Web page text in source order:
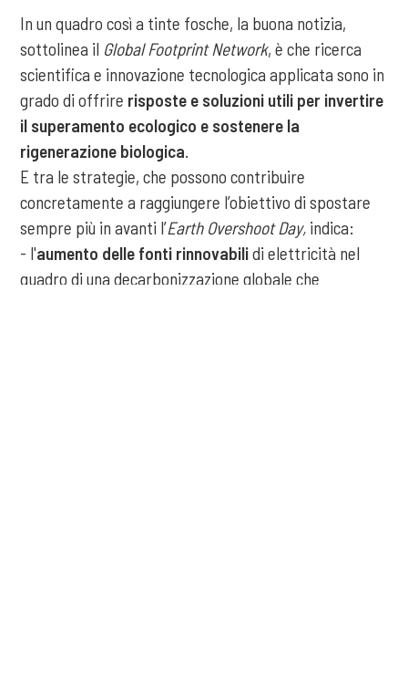
In un quadro così a tinte fosche, la buona notizia,
sottolinea il Global Footprint Network, è che ricerca
scientifica e innovazione tecnologica applicata sono in
grado di offrire risposte e soluzioni utili per invertire
il superamento ecologico e sostenere la
rigenerazione biologica.
E tra le strategie, che possono contribuire
concretamente a raggiungere l’obiettivo di spostare
sempre più in avanti l’Earth Overshoot Day, indica:
- l'aumento delle fonti rinnovabilidi elettricità nel
quadro di una decarbonizzazione globale che